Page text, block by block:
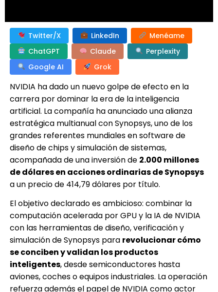
Twitter/X LinkedIn
Menéame
ChatGPT
Claude
Perplexity
Google AI
Grok
NVIDIA ha dado un nuevo golpe de efecto en la
carrera por dominar la era de la inteligencia
artificial. La compañía ha anunciado una alianza
estratégica multianual con Synopsys, uno de los
grandes referentes mundiales en software de
diseño de chips y simulación de sistemas,
acompañada de una inversión de 2.000 millones
de dólares en acciones ordinarias de Synopsys
a un precio de 414,79 dólares por título.
El objetivo declarado es ambicioso: combinar la
computación acelerada por GPU y la IA de NVIDIA
con las herramientas de diseño, verificación y
simulación de Synopsys para revolucionar cómo
se conciben y validan los productos
inteligentes, desde semiconductores hasta
aviones, coches o equipos industriales. La operación
refuerza además el papel de NVIDIA como actor